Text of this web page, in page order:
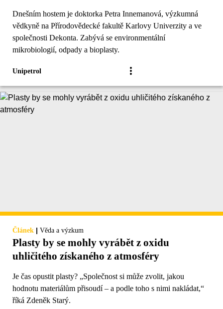
Dnešním hostem je doktorka Petra Innemanová, výzkumná
vědkyně na Přírodovědecké fakultě Karlovy Univerzity a ve
společnosti Dekonta. Zabývá se environmentální
mikrobiologií, odpady a bioplasty.
Unipetrol
Článek | Věda a výzkum
Plasty by se mohly vyrábět z oxidu
uhličitého získaného z atmosféry
Je čas opustit plasty? „Společnost si může zvolit, jakou
hodnotu materiálům přisoudí – a podle toho s nimi nakládat,“
říká Zdeněk Starý.